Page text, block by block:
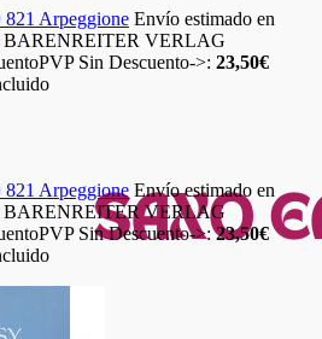
821 Arpeggione Envío estimado en
BARENREITER VERLAG
PVP Sin Descuento->: 23,50€
821 Arpeggione Envío estimado en
BARENREITER VERLAG
PVP Sin Descuento->:23,50€